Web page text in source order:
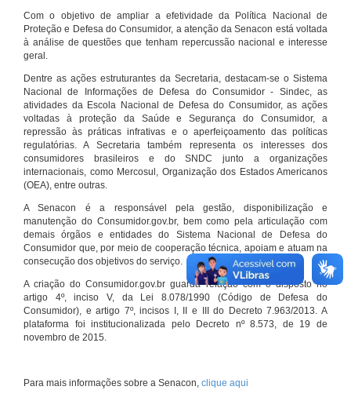
Com o objetivo de ampliar a efetividade da Política Nacional de
Proteção e Defesa do Consumidor, a atenção da Senacon está voltada
à análise de questões que tenham repercussão nacional e interesse
geral.
Dentre as ações estruturantes da Secretaria, destacam-se o Sistema
Nacional de Informações de Defesa do Consumidor - Sindec, as
atividades da Escola Nacional de Defesa do Consumidor, as ações
voltadas à proteção da Saúde e Segurança do Consumidor, a
repressão às práticas infrativas e o aperfeiçoamento das políticas
regulatórias. A Secretaria também representa os interesses dos
consumidores brasileiros e do SNDC junto a organizações
internacionais, como Mercosul, Organização dos Estados Americanos
(OEA), entre outras.
A Senacon é a responsável pela gestão, disponibilização e
manutenção do Consumidor.gov.br, bem como pela articulação com
demais órgãos e entidades do Sistema Nacional de Defesa do
Consumidor que, por meio de cooperação técnica, apoiam e atuam na
consecução dos objetivos do serviço.
A criação do Consumidor.gov.br guarda relação com o disposto no
artigo 4º, inciso V, da Lei 8.078/1990 (Código de Defesa do
Consumidor), e artigo 7º, incisos I, II e III do Decreto 7.963/2013. A
plataforma foi institucionalizada pelo Decreto nº 8.573, de 19 de
novembro de 2015.
Para mais informações sobre a Senacon, clique aqui